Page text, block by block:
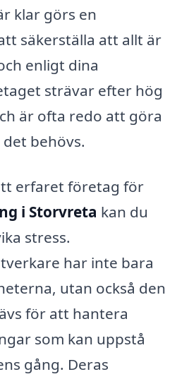
klar görs en
säkerställa att allt är
enligt dina
strävar efter hög
är ofta redo att göra
behövs.
erfaret företag för
i Storvreta kan du
stress.
har inte bara
utan också den
för att hantera
som kan uppstå
gång. Deras